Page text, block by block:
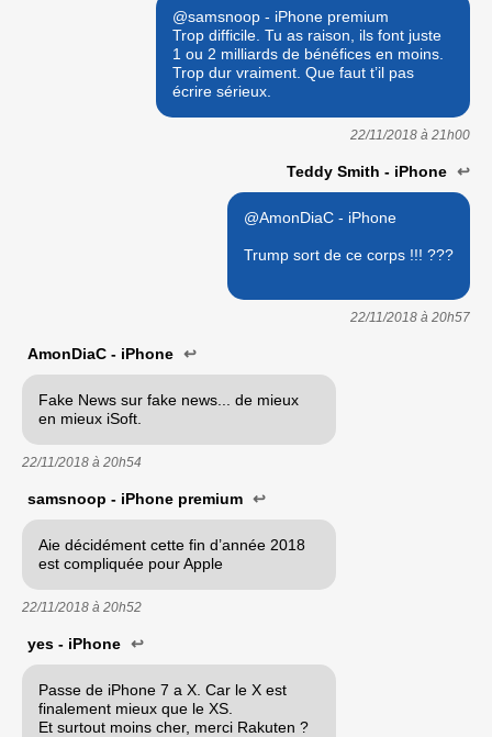
@samsnoop - iPhone premium
Trop difficile. Tu as raison, ils font juste
1 ou 2 milliards de bénéfices en moins.
Trop dur vraiment. Que faut t’il pas
écrire sérieux.
22/11/2018 à 21h00
Teddy Smith - iPhone ↩
@AmonDiaC - iPhone
Trump sort de ce corps !!! ???
22/11/2018 à 20h57
AmonDiaC - iPhone ↩
Fake News sur fake news... de mieux
en mieux iSoft.
22/11/2018 à 20h54
samsnoop - iPhone premium ↩
Aie décidément cette fin d’année 2018
est compliquée pour Apple
22/11/2018 à 20h52
yes - iPhone ↩
Passe de iPhone 7 a X. Car le X est
finalement mieux que le XS.
Et surtout moins cher, merci Rakuten ?